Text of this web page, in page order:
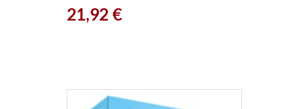
Prix
21,92 €